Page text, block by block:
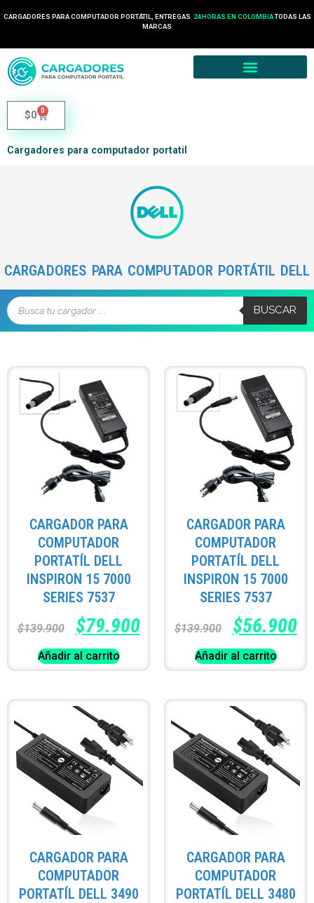
CARGADORES PARA COMPUTADOR PORTÁTIL, ENTREGAS 24 HORAS EN COLOMBIATODAS LAS
MARCAS
$0 0
Cargadores para computador portatil
CARGADORES PARA COMPUTADOR PORTÁTIL DELL
BUSCAR
CARGADOR PARA
COMPUTADOR
PORTATÍL DELL
INSPIRON 15 7000
SERIES 7537
$139.900 $79.900
Añadir al carrito
CARGADOR PARA
COMPUTADOR
PORTATÍL DELL
INSPIRON 15 7000
SERIES 7537
$139.900 $56.900
Añadir al carrito
CARGADOR PARA
COMPUTADOR
PORTATÍL DELL 3490
CARGADOR PARA
COMPUTADOR
PORTATÍL DELL 3480